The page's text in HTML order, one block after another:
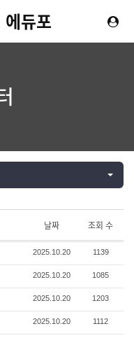
듀포
날짜 조회 수
2025.10.20 1139
2025.10.20 1085
2025.10.20 1203
2025.10.20 1112